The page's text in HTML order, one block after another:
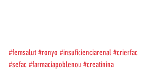
#femsalut #ronyo #insuficienciarenal #crierfac
#sefac #farmaciapoblenou #creatinina